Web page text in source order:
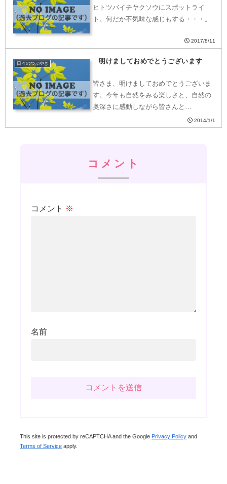
ヒトツバイチヤクソウにスポットライ
ト。何だか不気味な感じもする・・・。
2017/8/11
日々のつぶやき 明けましておめでとうございます
皆さま、明けましておめでとうございま
す。今年も自然をみる楽しさと、自然の
奥深さに感動しながら皆さんと…
2014/1/1
コメント
コメント ※
名前
This site is protected by reCAPTCHA and the Google Privacy Policy and
Terms of Service apply.